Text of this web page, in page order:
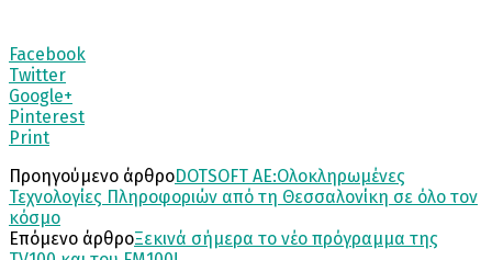
Facebook
Twitter
Google+
Pinterest
Print
Προηγούμενο άρθροDOTSOFT AE:Ολοκληρωμένες
Τεχνολογίες Πληροφοριών από τη Θεσσαλονίκη σε όλο τον
κόσμο
Επόμενο άρθροΞεκινά σήμερα το νέο πρόγραμμα της